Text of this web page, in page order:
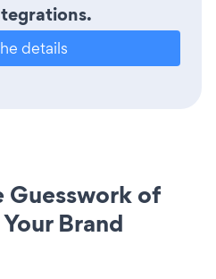
details
Guesswork of
Brand